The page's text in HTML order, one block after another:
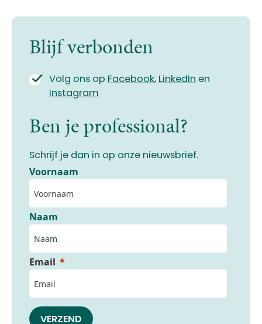
Blijf verbonden
Volg ons op Facebook, LinkedIn en
Instagram
Ben je professional?
Schrijf je dan in op onze nieuwsbrief.
Voornaam
Naam
Email
VERZEND